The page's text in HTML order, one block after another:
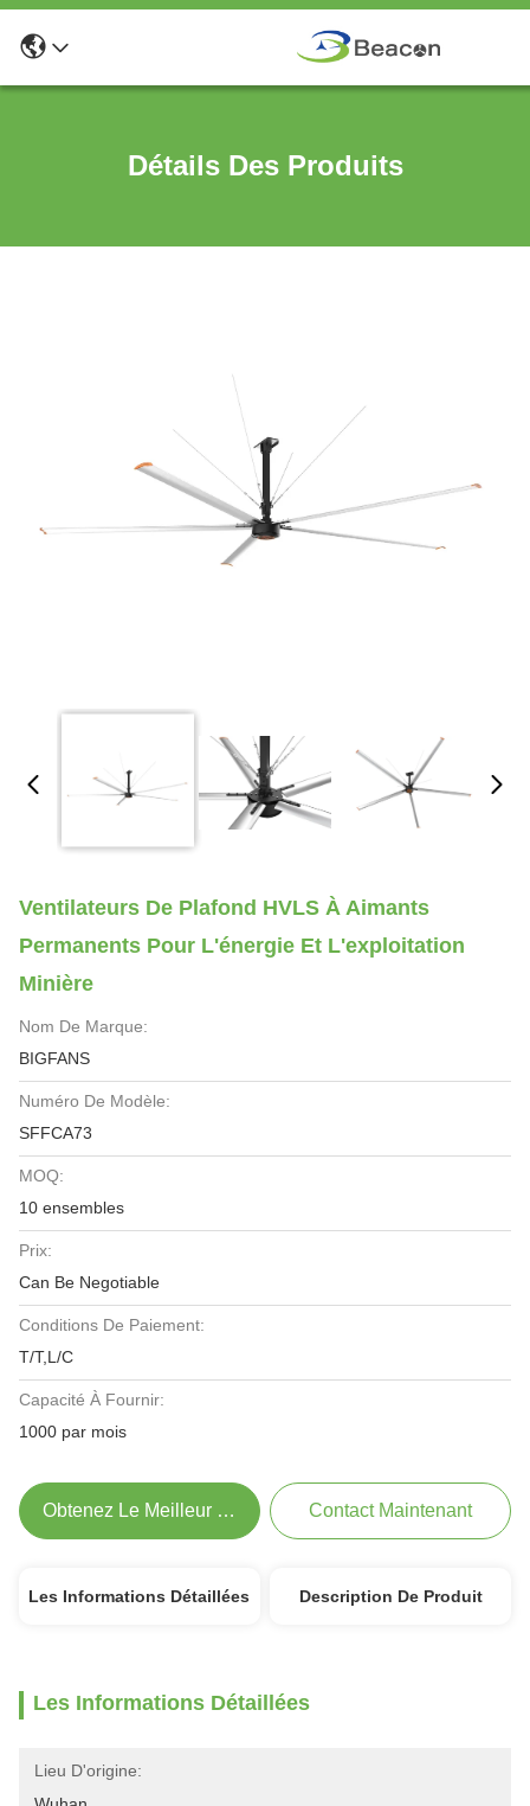
Détails Des Produits
Ventilateurs De Plafond HVLS À Aimants
Permanents Pour L'énergie Et L'exploitation
Minière
Nom De Marque:
BIGFANS
Numéro De Modèle:
SFFCA73
MOQ:
10 ensembles
Prix:
Can Be Negotiable
Conditions De Paiement:
T/T,L/C
Capacité À Fournir:
1000 par mois
Obtenez Le Meilleur Prix Contact Maintenant
Les Informations Détaillées Description De Produit
Les Informations Détaillées
Lieu D'origine: